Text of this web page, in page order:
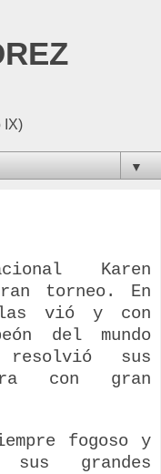
IX)
▼
Karen
torneo. En
vió y con
del mundo
sus
con gran
fogoso y
grandes